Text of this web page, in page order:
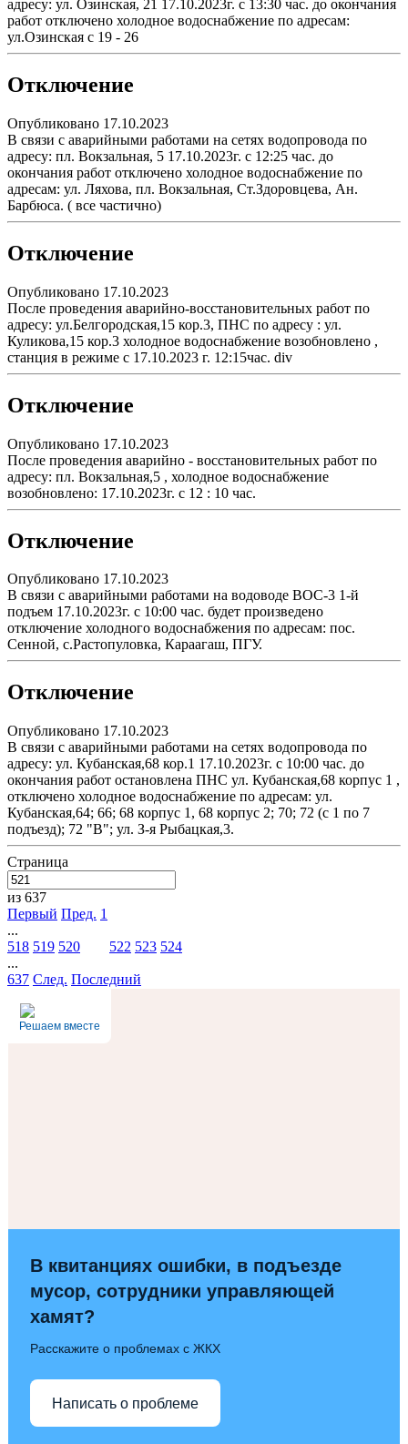
адресу: ул. Озинская, 21 17.10.2023г. с 13:30 час. до окончания
работ отключено холодное водоснабжение по адресам:
ул.Озинская с 19 - 26
Отключение
Опубликовано 17.10.2023
В связи с аварийными работами на сетях водопровода по
адресу: пл. Вокзальная, 5 17.10.2023г. с 12:25 час. до
окончания работ отключено холодное водоснабжение по
адресам: ул. Ляхова, пл. Вокзальная, Ст.Здоровцева, Ан.
Барбюса. ( все частично)
Отключение
Опубликовано 17.10.2023
После проведения аварийно-восстановительных работ по
адресу: ул.Белгородская,15 кор.3, ПНС по адресу : ул.
Куликова,15 кор.3 холодное водоснабжение возобновлено ,
станция в режиме с 17.10.2023 г. 12:15час. div
Отключение
Опубликовано 17.10.2023
После проведения аварийно - восстановительных работ по
адресу: пл. Вокзальная,5 , холодное водоснабжение
возобновлено: 17.10.2023г. с 12 : 10 час.
Отключение
Опубликовано 17.10.2023
В связи с аварийными работами на водоводе ВОС-3 1-й
подъем 17.10.2023г. с 10:00 час. будет произведено
отключение холодного водоснабжения по адресам: пос.
Сенной, с.Растопуловка, Караагаш, ПГУ.
Отключение
Опубликовано 17.10.2023
В связи с аварийными работами на сетях водопровода по
адресу: ул. Кубанская,68 кор.1 17.10.2023г. с 10:00 час. до
окончания работ остановлена ПНС ул. Кубанская,68 корпус 1 ,
отключено холодное водоснабжение по адресам: ул.
Кубанская,64; 66; 68 корпус 1, 68 корпус 2; 70; 72 (с 1 по 7
подъезд); 72 "В"; ул. З-я Рыбацкая,3.
Страница
из 637
Первый Пред. 1
...
518 519 520 522 523 524
...
637 След. Последний
Решаем вместе
В квитанциях ошибки, в подъезде
мусор, сотрудники управляющей
хамят?
Расскажите о проблемах с ЖКХ
Написать о проблеме